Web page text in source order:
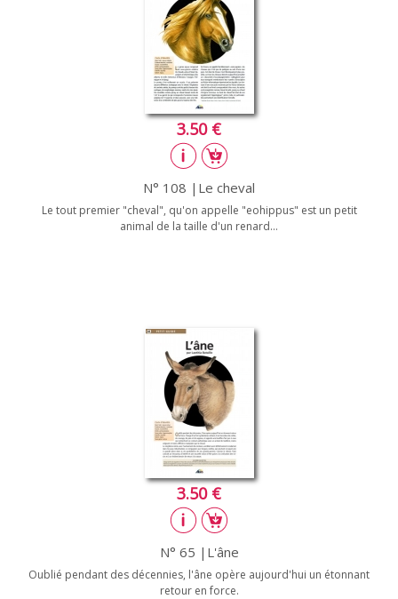
3.50 €
N° 108 |Le cheval
Le tout premier "cheval", qu'on appelle "eohippus" est un petit
animal de la taille d'un renard...
3.50 €
N° 65 |L'âne
Oublié pendant des décennies, l'âne opère aujourd'hui un étonnant
retour en force.